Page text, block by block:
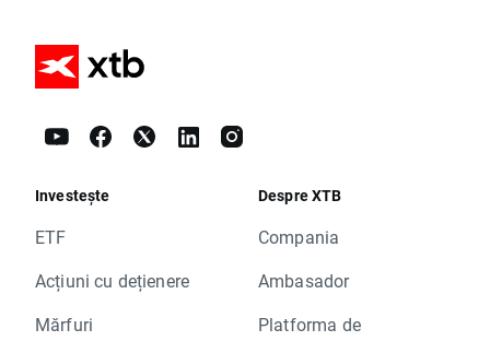
Investește
ETF
Acțiuni cu dețienere
Mărfuri
Despre XTB
Compania
Ambasador
Platforma de